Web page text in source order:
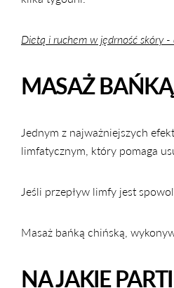
Dietą i ruchem w jędrność skóry
MASAŻ
Jednym z najważniejszych
limfatycznym, który pomaga
Jeśli przepływ limfy jest
Masaż bańką chińską,
NA JAKIE